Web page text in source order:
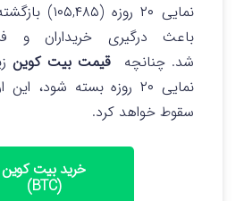
نمایی ۲۰ روزه
باعث درگیری خریداران و
شد.چنانچه قیمت بیت کوین
نمایی ۲۰ روزه بسته شود، این ارز تا
سقوط خواهد کرد.
خرید بیت کوین
(BTC)